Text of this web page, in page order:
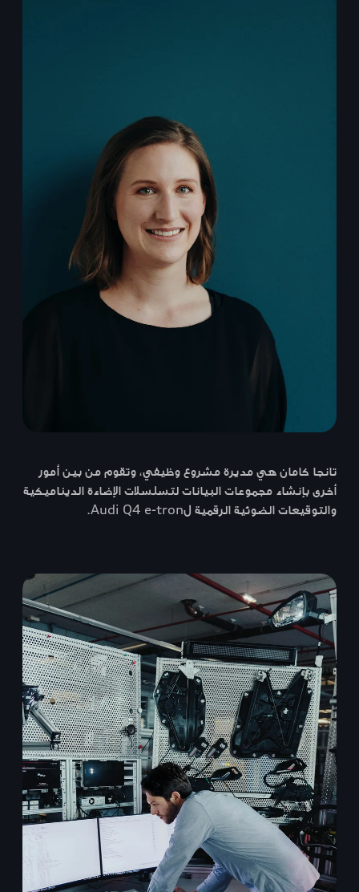
تانجا كامان هي مديرة مشروع وظيفي، وتقوم من بين أمور
أخرى بإنشاء مجموعات البيانات لتسلسلات الإضاءة الديناميكية
والتوقيعات الضوئية الرقمية لAudi Q4 e-tron.